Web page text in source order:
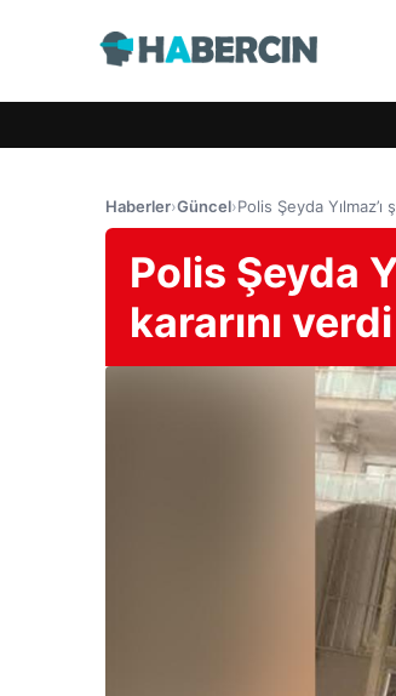
Haberler›Güncel›Polis Şeyda
Polis Şeyda
kararını verdi